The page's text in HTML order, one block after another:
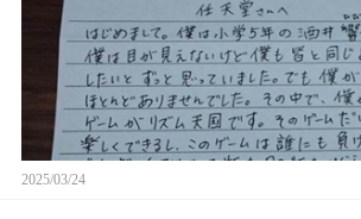
2025/03/24